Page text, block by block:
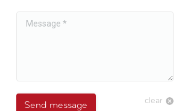
Send message clear